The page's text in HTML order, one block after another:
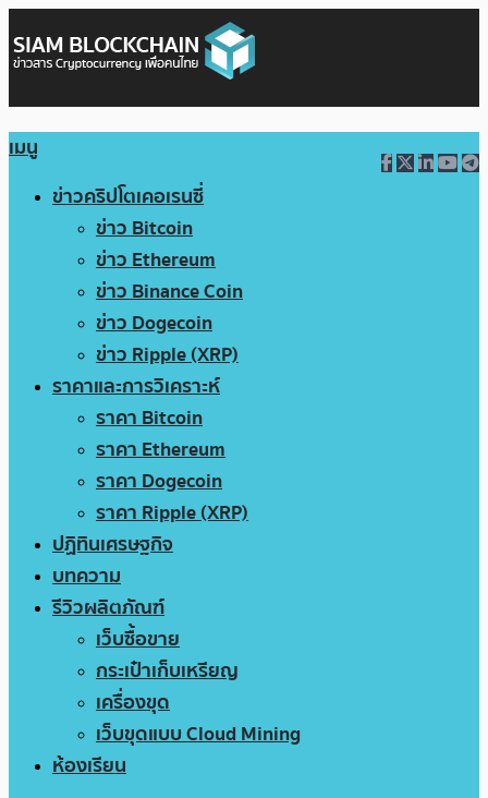
เมนู
ข่าวคริปโตเคอเรนซี่
ข่าว Bitcoin
ข่าว Ethereum
ข่าว Binance Coin
ข่าว Dogecoin
ข่าว Ripple (XRP)
ราคาและการวิเคราะห์
ราคา Bitcoin
ราคา Ethereum
ราคา Dogecoin
ราคา Ripple (XRP)
ปฏิทินเศรษฐกิจ
บทความ
รีวิวผลิตภัณฑ์
เว็บซื้อขาย
กระเป๋าเก็บเหรียญ
เครื่องขุด
เว็บขุดแบบ Cloud Mining
ห้องเรียน